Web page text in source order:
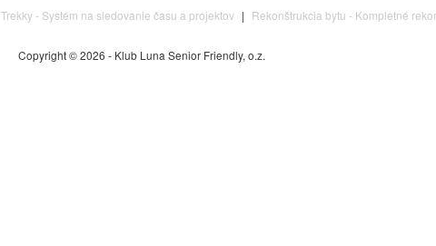
Trekky - Systém na sledovanie času a projektov | Rekonštrukcia bytu - Kompletné
Copyright © 2026 - Klub Luna Senior Friendly, o.z.